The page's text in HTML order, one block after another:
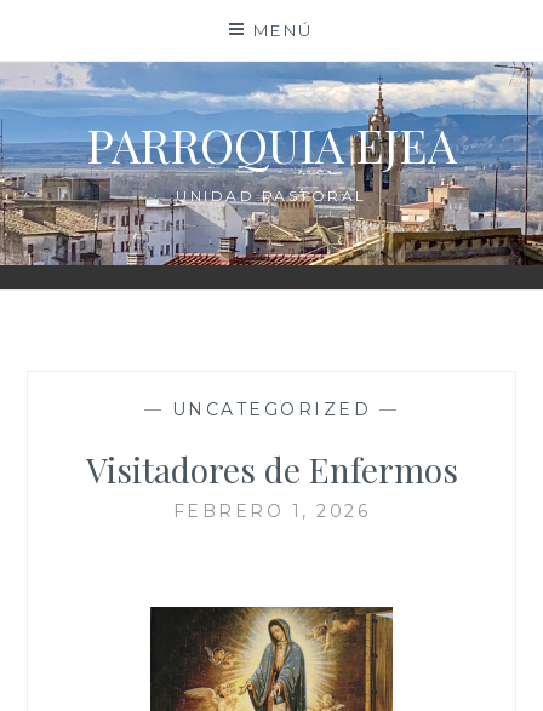
contenido
MENÚ
PARROQUIA EJEA
UNIDAD PASTORAL
— UNCATEGORIZED —
Visitadores de Enfermos
FEBRERO 1, 2026